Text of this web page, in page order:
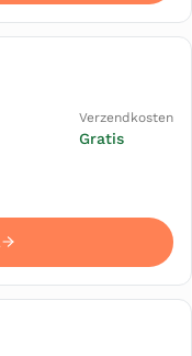
Gratis